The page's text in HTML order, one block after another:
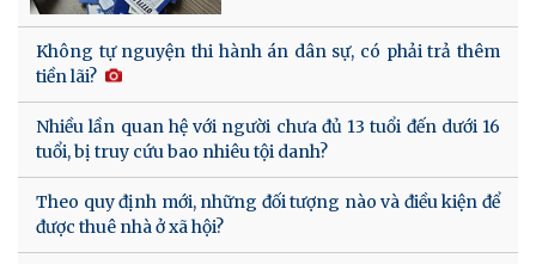
Không tự nguyện thi hành án dân sự, có phải trả thêm
tiền lãi?
Nhiều lần quan hệ với người chưa đủ 13 tuổi đến dưới 16
tuổi, bị truy cứu bao nhiêu tội danh?
Theo quy định mới, những đối tượng nào và điều kiện để
được thuê nhà ở xã hội?